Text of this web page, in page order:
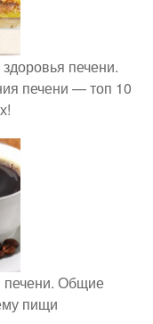
печени.
печени — топ 10
печени. Общие
пищи